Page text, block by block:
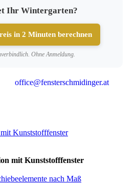
Ihr Wintergarten?
in 2 Minuten berechnen
Ohne Anmeldung.
office@fensterschmidinger.at
mit Kunststofffenster